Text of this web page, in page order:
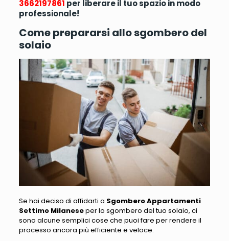
3662197861 per liberare il tuo spazio in modo
professionale!
Come prepararsi allo sgombero del
solaio
Se hai deciso di affidarti a Sgombero Appartamenti
Settimo Milaneseper lo sgombero del tuo solaio, ci
sono alcune semplici cose che puoi fare per rendere il
processo ancora più efficiente e veloce.